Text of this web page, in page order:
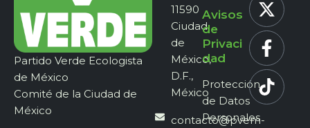
Partido Verde Ecologista
de México
Comité de la Ciudad de
México
11590
Ciudad
de
México,
D.F.,
México
contacto@pvem-
Avisos
de
Privaci
dad
Protección
de Datos
Personales